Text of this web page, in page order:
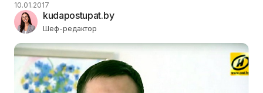
kudapostupat.by
Шеф-редактор
10.01.2017